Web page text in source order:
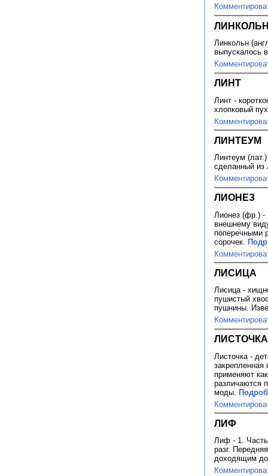
Линкольн
выпускалось
ЛИНТ
Линт -
хлопковый
ЛИНТЕУМ
Линтеум
сделанный
ЛИОНЕЗ
Лионез (фр.) -
внешнему
поперечными
сорочек.
ЛИСИЦА
Лисица -
пушистый
пушнины.
ЛИСТОЧКА
Листочка -
применяют
различаются
моды.
ЛИФ
Лиф - 1. Часть
разг.
доходящим до